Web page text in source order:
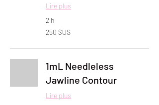
Lire plus
2 h
250
dollars
250 $US
1mL Needleless
Jawline Contour
Lire plus